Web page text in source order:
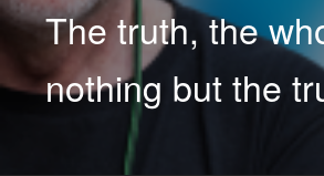
The truth, the
nothing but the